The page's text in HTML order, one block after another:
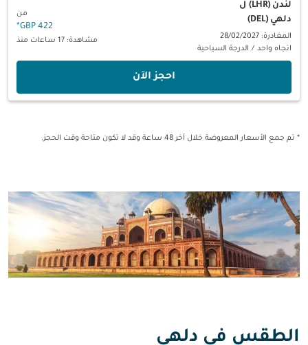
لندن (LHR)
ل
دلهي (DEL)
المغادرة: 28/02/2027
اتجاه واحد / الدرجة السياحية
من
422 GBP
*
مشاهدة: 17 ساعات منذ
‫احجز الآن‬
* تم جمع الأسعار المعروضة خلال آخر 48 ساعة وقد لا تكون متاحة وقت الحجز.
الطقس في دلهي